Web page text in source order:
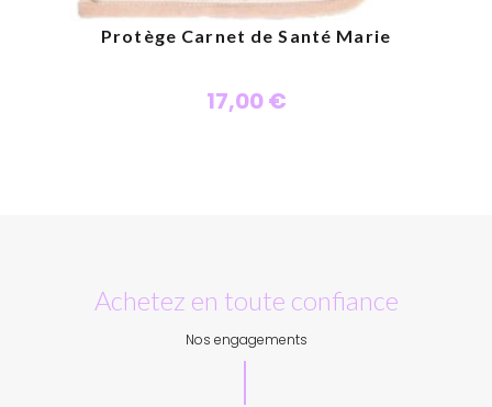
Protège Carnet de Santé Marie
17,00 €
Achetez en toute confiance
Nos engagements